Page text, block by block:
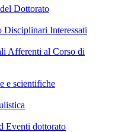
Dottorato
Disciplinari Interessati
Afferenti al Corso di
e scientifiche
Eventi dottorato